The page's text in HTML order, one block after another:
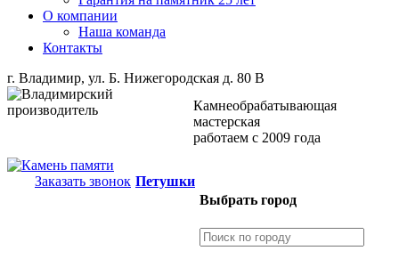
О компании
Наша команда
Контакты
г. Владимир, ул. Б. Нижегородская д. 80 В
Камнеобрабатывающая
мастерская
работаем с 2009 года
Заказать звонок Петушки
Выбрать город